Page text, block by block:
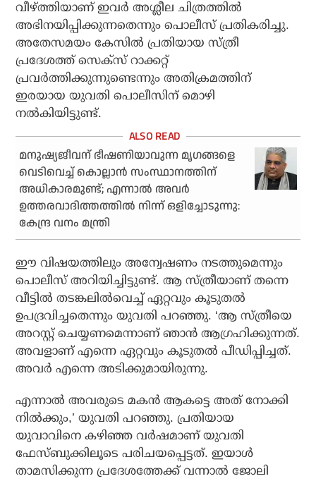
വീഴ്ത്തിയാണ് ഇവര് അശ്ലീല ചിത്രത്തില്
അഭിനയിപ്പിക്കുന്നതെന്നും പൊലീസ് പ്രതികരിച്ചു.
അതേസമയം കേസില് പ്രതിയായ സ്ത്രീ
പ്രദേശത്ത് സെക്‌സ് റാക്കറ്റ്
പ്രവര്ത്തിക്കുന്നുണ്ടെന്നും അതിക്രമത്തിന്
ഇരയായ യുവതി പൊലീസിന് മൊഴി
നല്കിയിട്ടുണ്ട്.
മനുഷ്യജീവന് ഭീഷണിയാവുന്ന മൃഗങ്ങളെ
വെടിവെച്ച് കൊല്ലാന്‍ സംസ്ഥാനത്തിന്
അധികാരമുണ്ട്; എന്നാല്‍ അവര്‍
ഉത്തരവാദിത്തത്തില്‍ നിന്ന് ഒളിച്ചോടുന്നു:
കേന്ദ്ര വനം മന്ത്രി
ഈ വിഷയത്തിലും അന്വേഷണം നടത്തുമെന്നും
പൊലീസ് അറിയിച്ചിട്ടുണ്ട്. ആ സ്ത്രീയാണ് തന്നെ
വീട്ടില് തടങ്കലില്വെച്ച് ഏറ്റവും കൂടുതല്
ഉപദ്രവിച്ചതെന്നും യുവതി പറഞ്ഞു. ‘ആ സ്ത്രീയെ
അറസ്റ്റ് ചെയ്യണമെന്നാണ് ഞാന് ആഗ്രഹിക്കുന്നത്.
അവളാണ് എന്നെ ഏറ്റവും കൂടുതല് പീഡിപ്പിച്ചത്.
അവര് എന്നെ അടിക്കുമായിരുന്നു.
എന്നാല് അവരുടെ മകന് ആകട്ടെ അത് നോക്കി
നില്ക്കും,’ യുവതി പറഞ്ഞു. പ്രതിയായ
യുവാവിനെ കഴിഞ്ഞ വര്ഷമാണ് യുവതി
ഫേസ്ബുക്കിലൂടെ പരിചയപ്പെട്ടത്. ഇയാള്
താമസിക്കുന്ന പ്രദേശത്തേക്ക് വന്നാല് ജോലി